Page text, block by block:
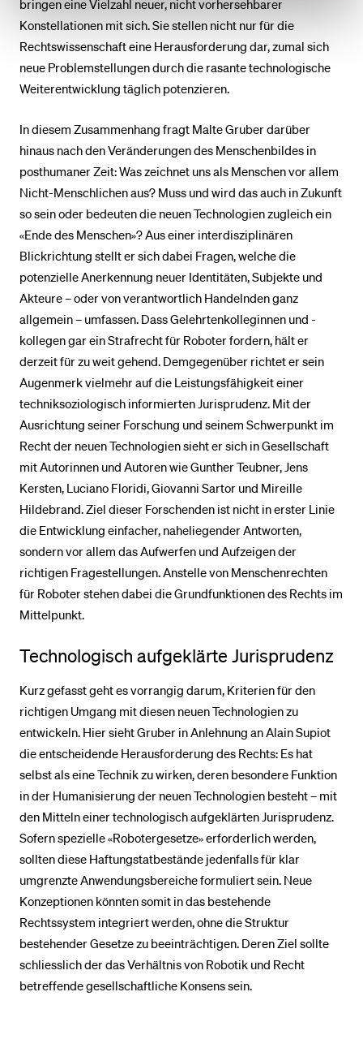
bringen eine Vielzahl neuer, nicht vorhersehbarer
Konstellationen mit sich. Sie stellen nicht nur für die
Rechtswissenschaft eine Herausforderung dar, zumal sich
neue Problemstellungen durch die rasante technologische
Weiterentwicklung täglich potenzieren.
In diesem Zusammenhang fragt Malte Gruber darüber
hinaus nach den Veränderungen des Menschenbildes in
posthumaner Zeit: Was zeichnet uns als Menschen vor allem
Nicht-Menschlichen aus? Muss und wird das auch in Zukunft
so sein oder bedeuten die neuen Technologien zugleich ein
«Ende des Menschen»? Aus einer interdisziplinären
Blickrichtung stellt er sich dabei Fragen, welche die
potenzielle Anerkennung neuer Identitäten, Subjekte und
Akteure – oder von verantwortlich Handelnden ganz
allgemein – umfassen. Dass Gelehrtenkolleginnen und -
kollegen gar ein Strafrecht für Roboter fordern, hält er
derzeit für zu weit gehend. Demgegenüber richtet er sein
Augenmerk vielmehr auf die Leistungsfähigkeit einer
techniksoziologisch informierten Jurisprudenz. Mit der
Ausrichtung seiner Forschung und seinem Schwerpunkt im
Recht der neuen Technologien sieht er sich in Gesellschaft
mit Autorinnen und Autoren wie Gunther Teubner, Jens
Kersten, Luciano Floridi, Giovanni Sartor und Mireille
Hildebrand. Ziel dieser Forschenden ist nicht in erster Linie
die Entwicklung einfacher, naheliegender Antworten,
sondern vor allem das Aufwerfen und Aufzeigen der
richtigen Fragestellungen. Anstelle von Menschenrechten
für Roboter stehen dabei die Grundfunktionen des Rechts im
Mittelpunkt.
Technologisch aufgeklärte Jurisprudenz
Kurz gefasst geht es vorrangig darum, Kriterien für den
richtigen Umgang mit diesen neuen Technologien zu
entwickeln. Hier sieht Gruber in Anlehnung an Alain Supiot
die entscheidende Herausforderung des Rechts: Es hat
selbst als eine Technik zu wirken, deren besondere Funktion
in der Humanisierung der neuen Technologien besteht – mit
den Mitteln einer technologisch aufgeklärten Jurisprudenz.
Sofern spezielle «Robotergesetze» erforderlich werden,
sollten diese Haftungstatbestände jedenfalls für klar
umgrenzte Anwendungsbereiche formuliert sein. Neue
Konzeptionen könnten somit in das bestehende
Rechtssystem integriert werden, ohne die Struktur
bestehender Gesetze zu beeinträchtigen. Deren Ziel sollte
schliesslich der das Verhältnis von Robotik und Recht
betreffende gesellschaftliche Konsens sein.